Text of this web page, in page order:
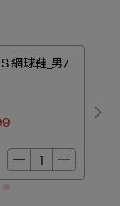
S 網球鞋_男/